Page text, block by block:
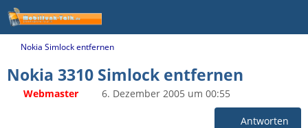
Nokia Simlock entfernen
Nokia 3310 Simlock entfernen
Webmaster 6. Dezember 2005 um 00:55
Antworten